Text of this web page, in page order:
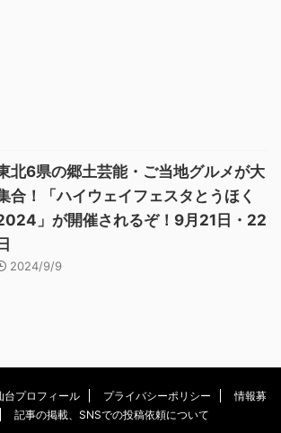
北6県の郷土芸能・ご当地グルメが大
合！「ハイウェイフェスタとうほく
」が開催されるぞ！9月21日・22
日
2024/9/9
台プロフィール プライバシーポリシー
情報募
記事の掲載、SNSでの投稿依頼について